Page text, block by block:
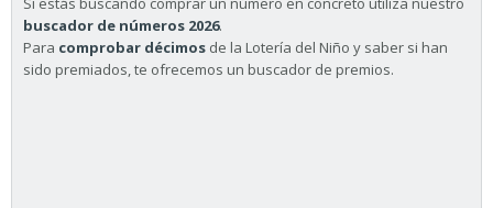
buscador de números 2026.
Para comprobar décimos de la Lotería del Niño y saber si han
sido premiados, te ofrecemos un buscador de premios.